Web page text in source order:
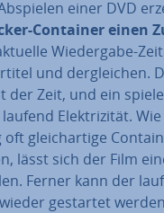
einer DVD
Container einen
Wie­der­ga­be-
und der­glei­chen.
der Zeit, und ein
Elek­tri­zi­tät.
oft gleich­ar­ti­ge
lässt sich der Film
Ferner kann der
gestartet